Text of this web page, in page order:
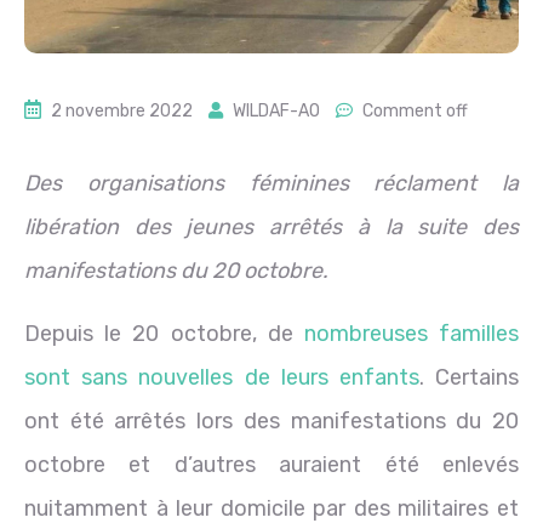
2 novembre 2022 WILDAF-AO Comment off
Des organisations féminines réclament la
libération des jeunes arrêtés à la suite des
manifestations du 20 octobre.
Depuis le 20 octobre, de nombreuses familles
sont sans nouvelles de leurs enfants. Certains
ont été arrêtés lors des manifestations du 20
octobre et d’autres auraient été enlevés
nuitamment à leur domicile par des militaires et